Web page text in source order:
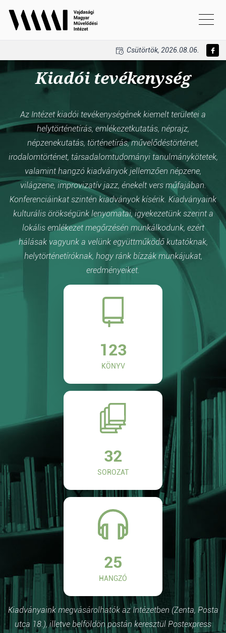
Csütörtök, 2026.08.06.
Kiadói tevékenység
Az Intézet kiadói tevékenységének kiemelt területei a
helytörténetírás, emlékezetkutatás, néprajz,
népzenekutatás, történetírás, művelődéstörténet,
irodalomtörténet, társadalomtudományi tanulmánykötetek,
valamint hangzó kiadványok jellemzően népzene,
világzene, improvizatív jazz, énekelt vers műfajában.
Konferenciáinkat szintén kiadványok kísérik. Kiadványaink
kulturális örökségünk lenyomatai, igyekezetünk szerint a
lokális emlékezet megőrzésén munkálkodunk, ezért
hálásak vagyunk a velünk együttműködő kutatóknak,
helytörténetíróknak, hogy ránk bízzák munkájukat,
eredményeiket.
123
KÖNYV
32
SOROZAT
25
HANGZÓ
Kiadványaink megvásárolhatók az Intézetben (Zenta, Posta
utca 18.), illetve belföldön postán keresztül Postexpress